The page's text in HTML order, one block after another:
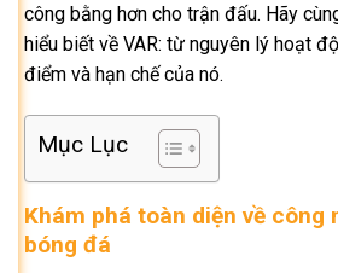
công bằng hơn cho trận đấu. Hãy
hiểu biết về VAR: từ nguyên lý hoạt
điểm và hạn chế của nó.
Mục Lục
Khám phá toàn diện về công
bóng đá